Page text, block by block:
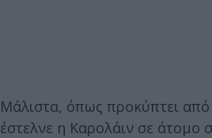
Μάλιστα, όπως προκύπτει
έστελνε η Καρολάιν σε άτομο